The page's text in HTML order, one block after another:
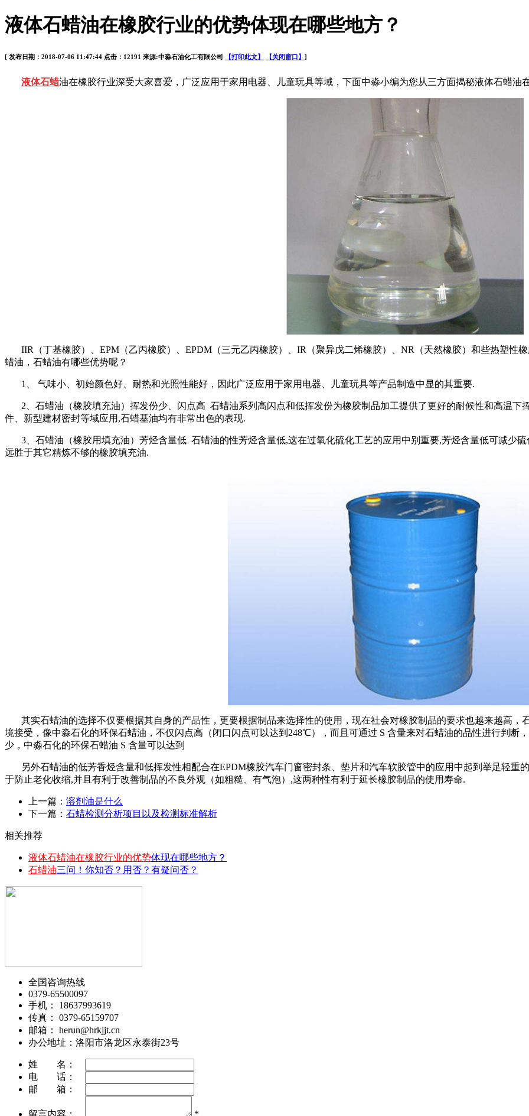
液体石蜡油在橡胶行业的优势体现在哪些地方？
[ 发布日期：2018-07-06 11:47:44 点击：12191 来源:中淼石油化工有限公司 【打印此文】 【关闭窗口】 ]
液体石蜡油在橡胶行业深受大家喜爱，广泛应用于家用电器、儿童玩具等域，下面中淼小编为您从三方面揭秘液体石蜡油
IIR （丁基橡胶）、 EPM （乙丙橡胶）、 EPDM （三元乙丙橡胶）、 IR （聚异戊二烯橡胶）、 NR （天然橡胶）和些热塑性
蜡油，石蜡油有哪些优势呢？
1 、 气味小、初始颜色好、耐热和光照性能好，因此广泛应用于家用电器、儿童玩具等产品制造中显的其重要.
2 、石蜡油（橡胶填充油）挥发份少、闪点高 石蜡油系列高闪点和低挥发份为橡胶制品加工提供了更好的耐候性和高温下
件、新型建材密封等域应用 ,石蜡基油均有非常出色的表现.
3 、石蜡油（橡胶用填充油）芳烃含量低 石蜡油的性芳烃含量低,这在过氧化硫化工艺的应用中别重要,芳烃含量低可减少硫
远胜于其它精炼不够的橡胶填充油.
其实石蜡油的选择不仅要根据其自身的产品性，更要根据制品来选择性的使用，现在社会对橡胶制品的要求也越来越高
境接受，像中淼石化的环保石蜡油，不仅闪点高（闭口闪点可以达到 248℃），而且可通过 S 含量来对石蜡油的品性进行判断
少，中淼石化的环保石蜡油 S 含量可以达到
另外石蜡油的低芳香烃含量和低挥发性相配合在EPDM橡胶汽车门窗密封条、垫片和汽车软胶管中的应用中起到举足轻重
于防止老化收缩,并且有利于改善制品的不良外观（如粗糙、有气泡） ,这两种性有利于延长橡胶制品的使用寿命.
上一篇： 溶剂油是什么
下一篇： 石蜡检测分析项目以及检测标准解析
相关推荐
液体石蜡油在橡胶行业的优势体现在哪些地方？
石蜡油三问！你知否？用否？有疑问否？
全国咨询热线
0379-65500097
手机： 18637993619
传真： 0379-65159707
邮箱： herun@hrkjjt.cn
办公地址：洛阳市洛龙区永泰街23号
姓 名：
电 话：
邮 箱：